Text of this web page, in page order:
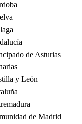
de Asturias
y León
de Madrid